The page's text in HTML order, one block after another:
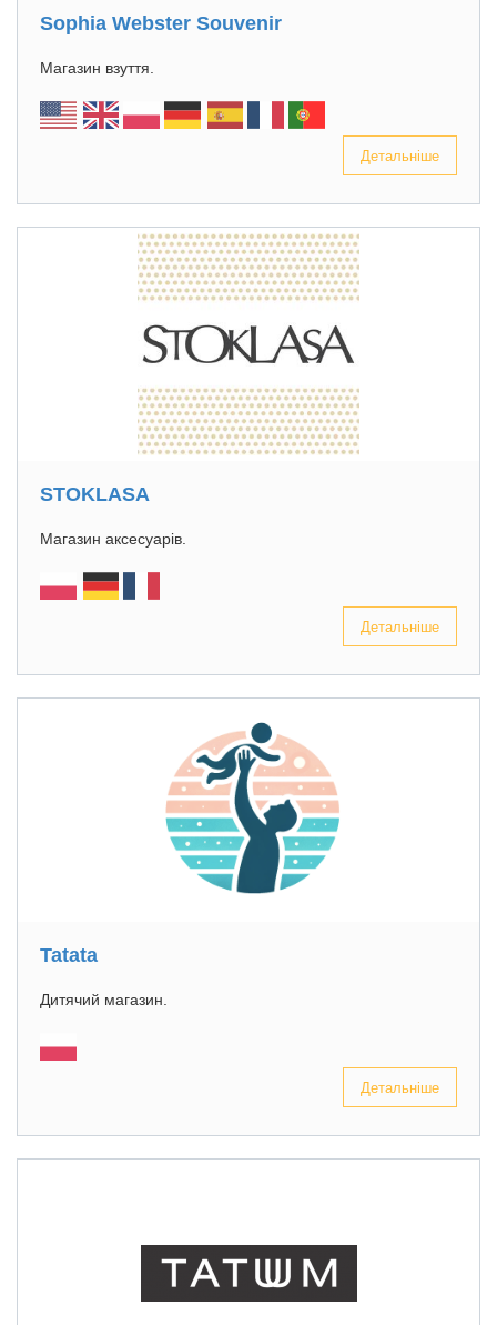
Sophia Webster Souvenir
Магазин взуття.
Детальніше
STOKLASA
Магазин аксесуарів.
Детальніше
Tatata
Дитячий магазин.
Детальніше